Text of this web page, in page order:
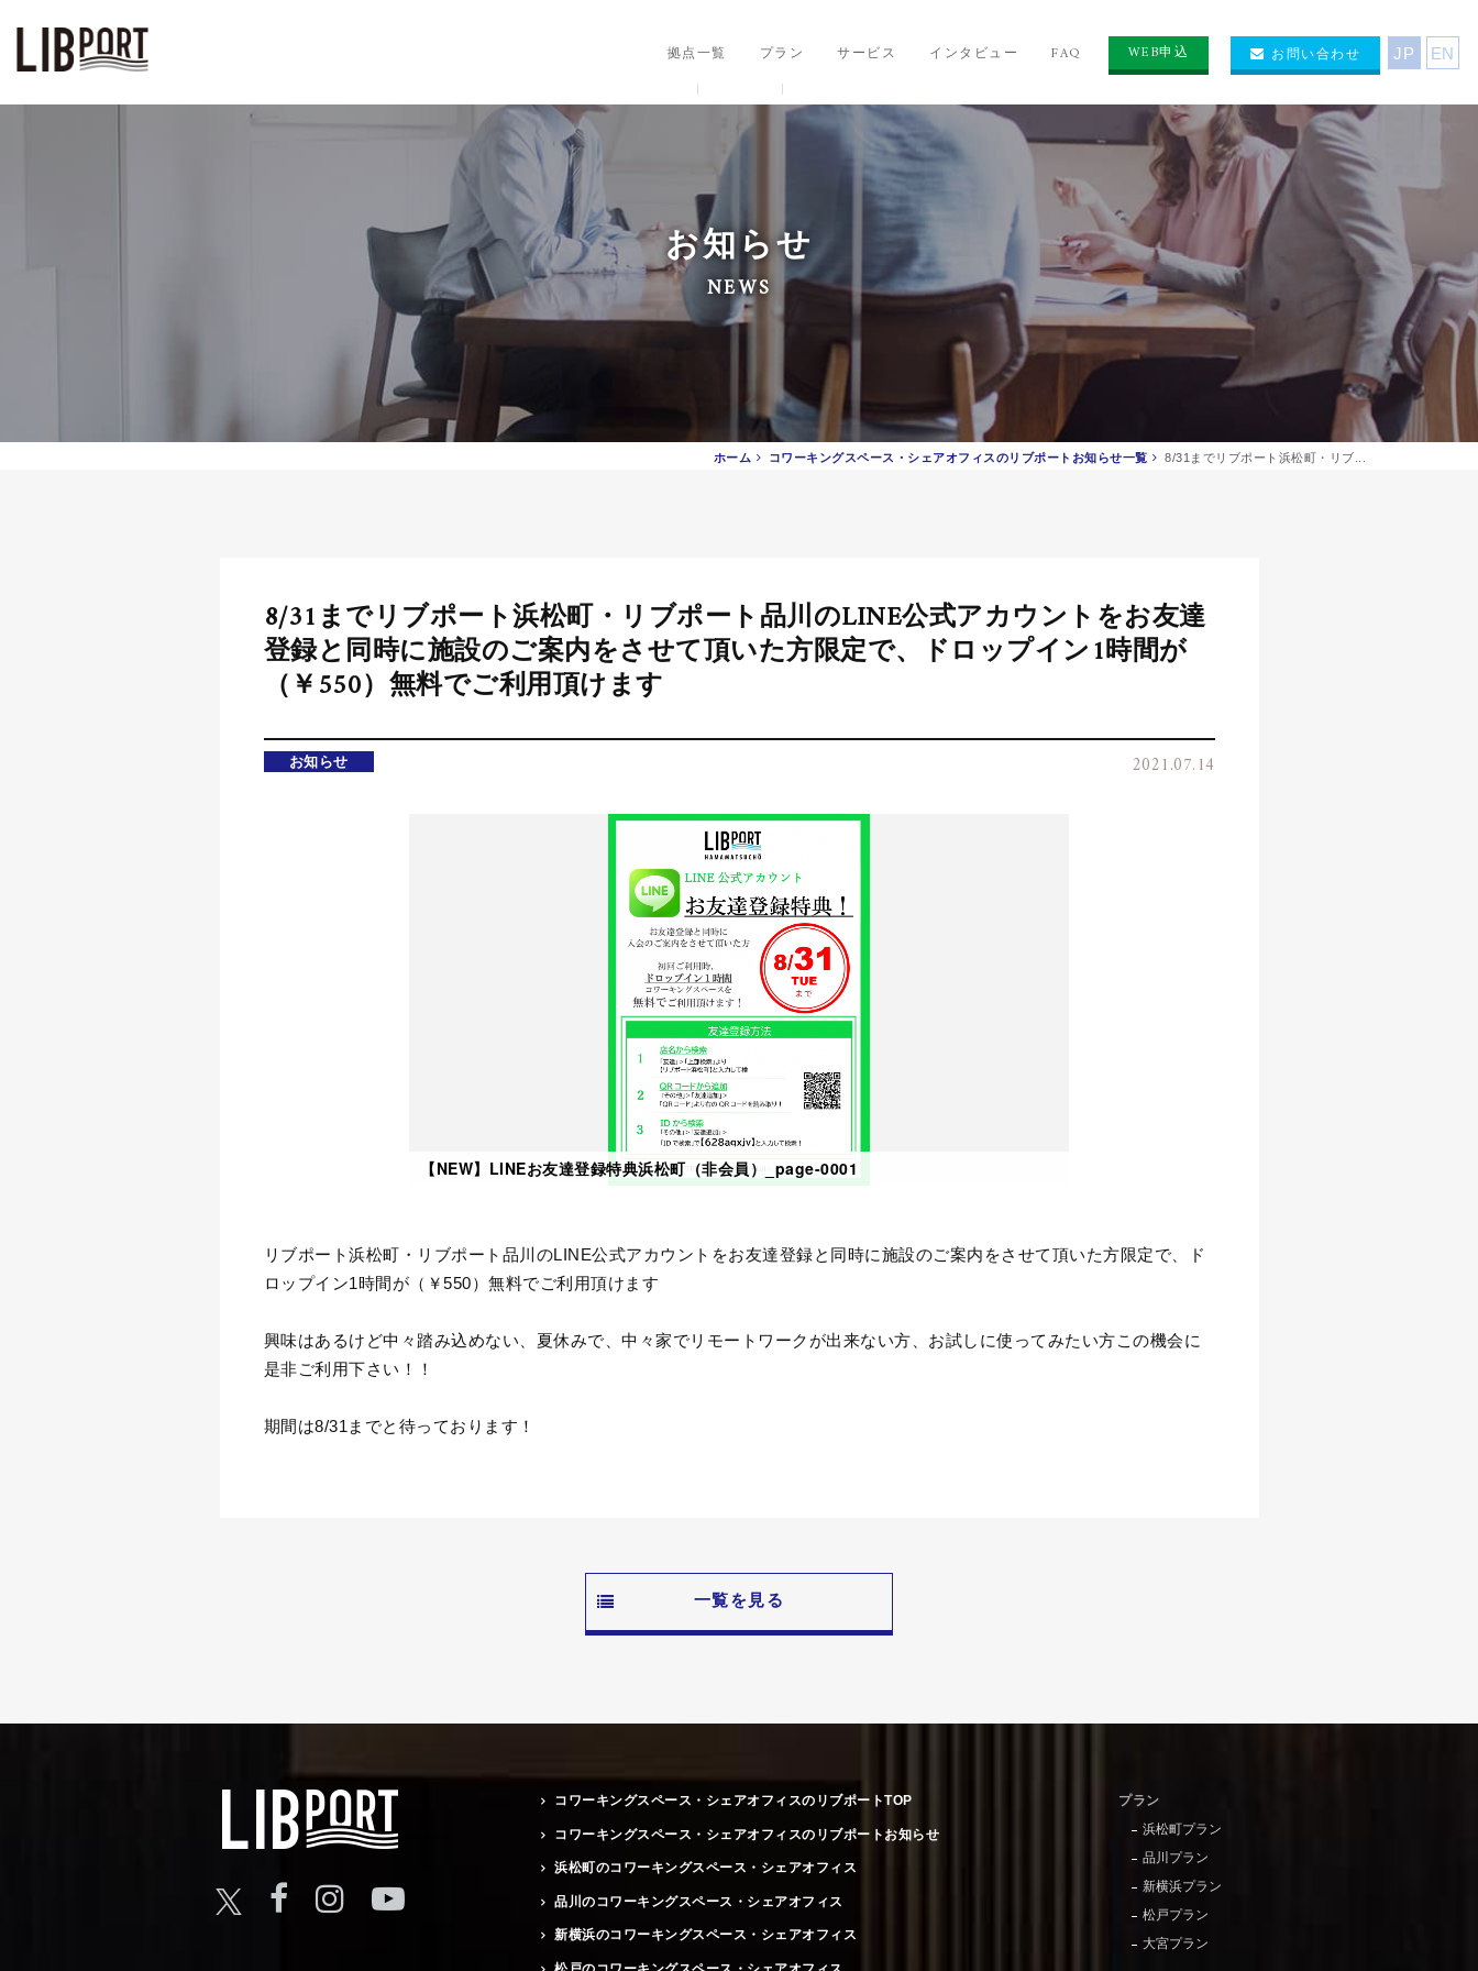
拠点一覧 プラン サービス インタビュー FAQ WEB申込 お問い合わせ JP EN
お知らせ
NEWS
ホーム コワーキングスペース・シェアオフィスのリブポートお知らせ一覧 8/31までリブポート浜松町・リブ...
8/31までリブポート浜松町・リブポート品川のLINE公式アカウントをお友達
登録と同時に施設のご案内をさせて頂いた方限定で、ドロップイン1時間が
（￥550）無料でご利用頂けます
お知らせ 2021.07.14
【NEW】LINEお友達登録特典浜松町（非会員）_page-0001
リブポート浜松町・リブポート品川のLINE公式アカウントをお友達登録と同時に施設のご案内をさせて頂いた方限定で、ド
ロップイン1時間が（￥550）無料でご利用頂けます
興味はあるけど中々踏み込めない、 夏休みで、中々家でリモートワークが出来ない方、 お試しに使ってみたい方この機会に
是非ご利用下さい！！
期間は8/31までと待っております！
一覧を見る
コワーキングスペース・シェアオフィスのリブポートTOP
コワーキングスペース・シェアオフィスのリブポートお知らせ
浜松町のコワーキングスペース・シェアオフィス
品川のコワーキングスペース・シェアオフィス
新横浜のコワーキングスペース・シェアオフィス
プラン
浜松町プラン
品川プラン
新横浜プラン
松戸プラン
大宮プラン